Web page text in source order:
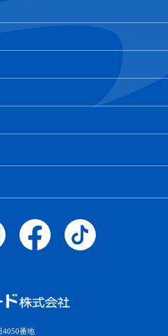
番地